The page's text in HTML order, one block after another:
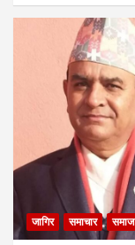
जागिर समाचार समाज